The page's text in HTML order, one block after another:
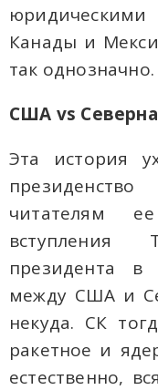
юридическими
Канады и
так однозначно.
США vs
Эта история
читателям
президента
между США и
некуда. СК
ракетное и
естественно,